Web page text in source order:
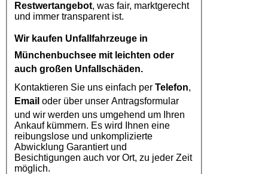
Restwertangebot, was fair, marktgerecht
und immer transparent ist.
Wir kaufen Unfallfahrzeuge in
Münchenbuchsee mit leichten oder
auch großen Unfallschäden.
Kontaktieren Sie uns einfach per Telefon,
Email oder über unser Antragsformular
und wir werden uns umgehend um Ihren
Ankauf kümmern. Es wird Ihnen eine
reibungslose und unkomplizierte
Abwicklung Garantiert und
Besichtigungen auch vor Ort, zu jeder Zeit
möglich.